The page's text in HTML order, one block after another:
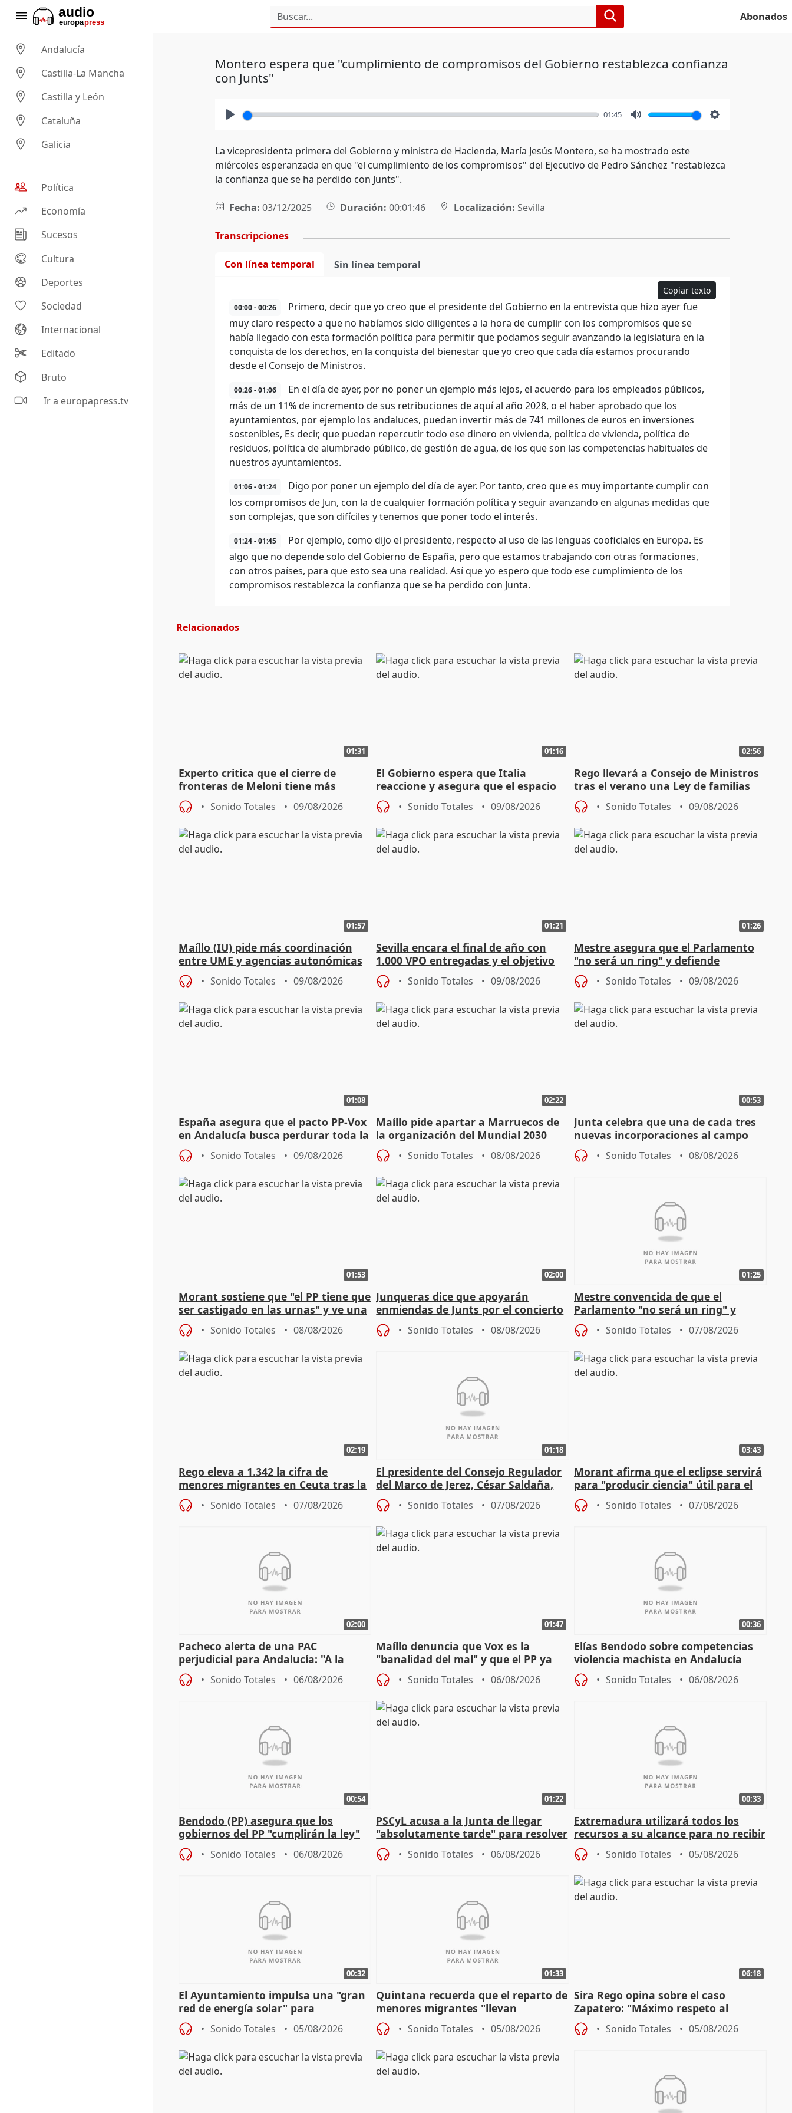
Abonados
Andalucía
Castilla-La Mancha
Castilla y León
Cataluña
Galicia
Política
Economía
Sucesos
Cultura
Deportes
Sociedad
Internacional
Editado
Bruto
Ir a europapress.tv
Montero espera que "cumplimiento de compromisos del Gobierno restablezca confianza
con Junts"
01:45
La vicepresidenta primera del Gobierno y ministra de Hacienda, María Jesús Montero, se ha mostrado este
miércoles esperanzada en que "el cumplimiento de los compromisos" del Ejecutivo de Pedro Sánchez "restablezca
la confianza que se ha perdido con Junts".
Fecha: 03/12/2025 Duración: 00:01:46 Localización: Sevilla
Transcripciones
Con línea temporal Sin línea temporal
Copiar texto
00:00 - 00:26
Primero, decir que yo creo que el presidente del Gobierno en la entrevista que hizo ayer fue
muy claro respecto a que no habíamos sido diligentes a la hora de cumplir con los compromisos que se
había llegado con esta formación política para permitir que podamos seguir avanzando la legislatura en la
conquista de los derechos, en la conquista del bienestar que yo creo que cada día estamos procurando
desde el Consejo de Ministros.
00:26 - 01:06
En el día de ayer, por no poner un ejemplo más lejos, el acuerdo para los empleados públicos,
más de un 11% de incremento de sus retribuciones de aquí al año 2028, o el haber aprobado que los
ayuntamientos, por ejemplo los andaluces, puedan invertir más de 741 millones de euros en inversiones
sostenibles, Es decir, que puedan repercutir todo ese dinero en vivienda, política de vivienda, política de
residuos, política de alumbrado público, de gestión de agua, de los que son las competencias habituales de
nuestros ayuntamientos.
01:06 - 01:24
Digo por poner un ejemplo del día de ayer. Por tanto, creo que es muy importante cumplir con
los compromisos de Jun, con la de cualquier formación política y seguir avanzando en algunas medidas que
son complejas, que son difíciles y tenemos que poner todo el interés.
01:24 - 01:45
Por ejemplo, como dijo el presidente, respecto al uso de las lenguas cooficiales en Europa. Es
algo que no depende solo del Gobierno de España, pero que estamos trabajando con otras formaciones,
con otros países, para que esto sea una realidad. Así que yo espero que todo ese cumplimiento de los
compromisos restablezca la confianza que se ha perdido con Junta.
Relacionados
01:31
Experto critica que el cierre de
fronteras de Meloni tiene más
trasfondo político que legal
Sonido Totales 09/08/2026
01:16
El Gobierno espera que Italia
reaccione y asegura que el espacio
Schengen "no ha sido violado"
Sonido Totales 09/08/2026
02:56
Rego llevará a Consejo de Ministros
tras el verano una Ley de familias
acogedoras
Sonido Totales 09/08/2026
01:57
Maíllo (IU) pide más coordinación
entre UME y agencias autonómicas
Sonido Totales 09/08/2026
01:21
Sevilla encara el final de año con
1.000 VPO entregadas y el objetivo
de abaratar precios
Sonido Totales 09/08/2026
01:26
Mestre asegura que el Parlamento
"no será un ring" y defiende
"estabilidad" del pacto con Vox
Sonido Totales 09/08/2026
01:08
España asegura que el pacto PP-Vox
en Andalucía busca perdurar toda la
legislatura
Sonido Totales 09/08/2026
02:22
Maíllo pide apartar a Marruecos de
la organización del Mundial 2030
Sonido Totales 08/08/2026
00:53
Junta celebra que una de cada tres
nuevas incorporaciones al campo
andaluz son mujeres jóvenes
Sonido Totales 08/08/2026
01:53
Morant sostiene que "el PP tiene que
ser castigado en las urnas" y ve una
"pulsión de cambio"
Sonido Totales 08/08/2026
02:00
Junqueras dice que apoyarán
enmiendas de Junts por el concierto
en el trámite de financiación
Sonido Totales 08/08/2026
01:25
Mestre convencida de que el
Parlamento "no será un ring" y
defiende "estabilidad" del pacto con
Vox
Sonido Totales 07/08/2026
02:19
Rego eleva a 1.342 la cifra de
menores migrantes en Ceuta tras la
entrada masiva
Sonido Totales 07/08/2026
01:18
El presidente del Consejo Regulador
del Marco de Jerez, César Saldaña,
sobre exportaciones
Sonido Totales 07/08/2026
03:43
Morant afirma que el eclipse servirá
para "producir ciencia" útil para el
resto del mundo
Sonido Totales 07/08/2026
02:00
Pacheco alerta de una PAC
perjudicial para Andalucía: "A la
agricultura hay que protegerla"
Sonido Totales 06/08/2026
01:47
Maíllo denuncia que Vox es la
"banalidad del mal" y que el PP ya
asume todas sus tesis
Sonido Totales 06/08/2026
00:36
Elías Bendodo sobre competencias
violencia machista en Andalucía
Sonido Totales 06/08/2026
00:54
Bendodo (PP) asegura que los
gobiernos del PP "cumplirán la ley"
sobre los menores migrantes
Sonido Totales 06/08/2026
01:22
PSCyL acusa a la Junta de llegar
"absolutamente tarde" para resolver
problemas como Newcastle
Sonido Totales 06/08/2026
00:33
Extremadura utilizará todos los
recursos a su alcance para no recibir
más menores migrantes
Sonido Totales 05/08/2026
00:32
El Ayuntamiento impulsa una "gran
red de energía solar" para
autoconsumo
Sonido Totales 05/08/2026
01:33
Quintana recuerda que el reparto de
menores migrantes "llevan
aportación del Gobierno" central
Sonido Totales 05/08/2026
06:18
Sira Rego opina sobre el caso
Zapatero: "Máximo respeto al
proceso judicial"
Sonido Totales 05/08/2026